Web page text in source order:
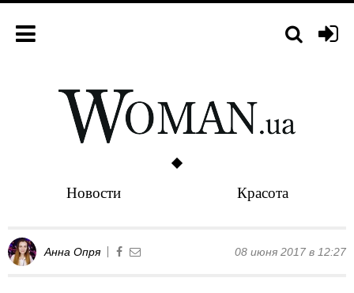
Новости Красота
Анна Опря 08 июня 2017 в 12:27